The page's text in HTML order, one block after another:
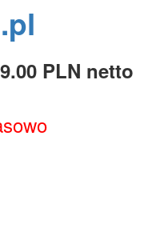
PLN netto